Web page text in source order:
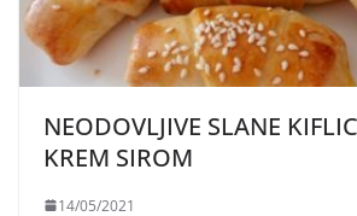
NEODOVLJIVE SLANE
KREM SIROM
14/05/2021